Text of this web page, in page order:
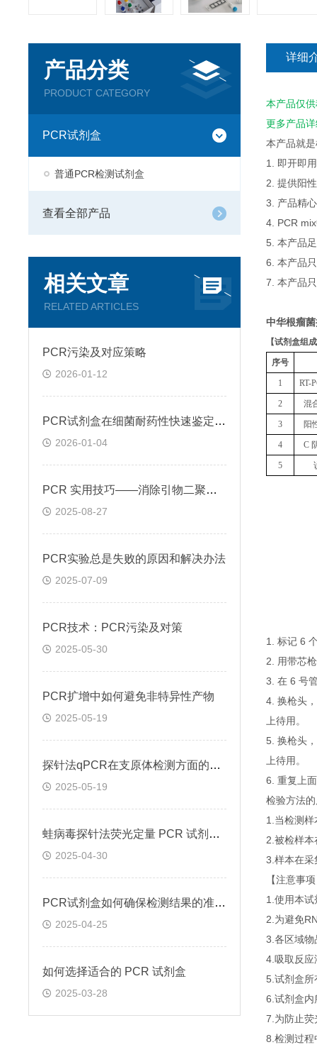
产品分类
PRODUCT CATEGORY
PCR试剂盒
普通PCR检测试剂盒
查看全部产品
相关文章
RELATED ARTICLES
PCR污染及对应策略
2026-01-12
PCR试剂盒在细菌耐药性快速鉴定中的关键作用
2026-01-04
PCR 实用技巧——消除引物二聚体的方法
2025-08-27
PCR实验总是失败的原因和解决办法
2025-07-09
PCR技术：PCR污染及对策
2025-05-30
PCR扩增中如何避免非特异性产物
2025-05-19
探针法qPCR在支原体检测方面的应用
2025-05-19
蛙病毒探针法荧光定量 PCR 试剂盒定量定性检测
2025-04-30
PCR试剂盒如何确保检测结果的准确性和可靠性
2025-04-25
如何选择适合的 PCR 试剂盒
2025-03-28
详细
本产品仅
更多产品
本产品就
1. 即开即
2. 提供阳
3. 产品精
4. PCR
5. 本产品
6. 本产品
7. 本产品
中华根瘤
【试剂盒组成
序号
1 RT-
2 混
3 阳
4 C
5
1. 标记 6
2. 用带芯
3. 在 6 号
4. 换枪头
上待用。
5. 换枪头
上待用。
6. 重复上
检验方法
1.当检测
2.被检样
3.样本在采
【注意事
1.使用本
2.为避免
3.各区域物
4.吸取反应
5.试剂盒所
6.试剂盒内
7.为防止荧
8.检测过程